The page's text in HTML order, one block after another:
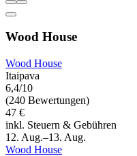
Wood House
Wood House
Itaipava
6,4/10
(240 Bewertungen)
47 €
inkl. Steuern & Gebühren
12. Aug.–13. Aug.
Wood House